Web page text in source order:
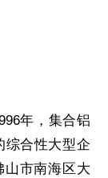
年，集合铝
综合性大型企
山市南海区大